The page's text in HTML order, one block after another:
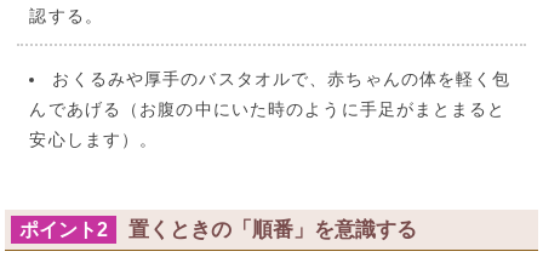
認する。
おくるみや厚手のバスタオルで、赤ちゃんの体を軽く包
んであげる（お腹の中にいた時のように手足がまとまると
安心します）。
ポイント2 置くときの「順番」を意識する